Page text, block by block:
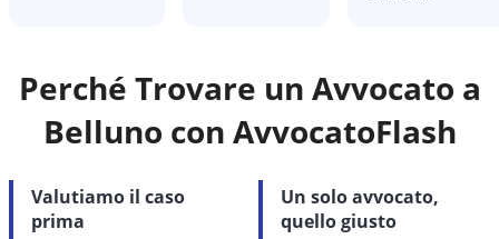
Perché Trovare un Avvocato a
Belluno con AvvocatoFlash
Valutiamo il caso
prima
Un solo avvocato,
quello giusto